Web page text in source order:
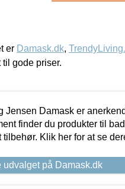
er Damask.dk,
til gode priser.
Jensen Damask er
finder du produkter til
tilbehør. Klik her for at se
udvalget på Damask.dk